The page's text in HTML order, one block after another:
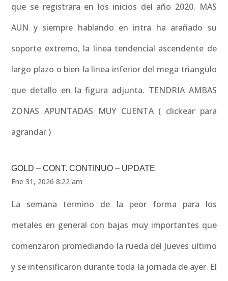
que se registrara en los inicios del año 2020. MAS
AUN y siempre hablando en intra ha arañado su
soporte extremo, la linea tendencial ascendente de
largo plazo o bien la linea inferior del mega triangulo
que detallo en la figura adjunta. TENDRIA AMBAS
ZONAS APUNTADAS MUY CUENTA ( clickear para
agrandar )
GOLD – CONT. CONTINUO – UPDATE
Ene 31, 2026 8:22 am
La semana termino de la peor forma para los
metales en general con bajas muy importantes que
comenzaron promediando la rueda del Jueves ultimo
y se intensificaron durante toda la jornada de ayer. El